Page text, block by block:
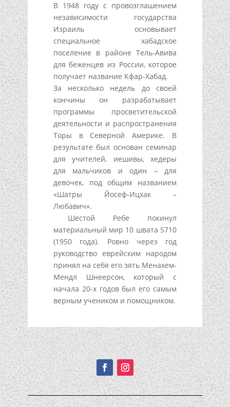
В 1948 году с провозглашением
независимости государства
Израиль основывает
специальное хабадское
поселение в районе Тель-Авива
для беженцев из России, которое
получает название Кфар-Хабад.
За несколько недель до своей
кончины он разрабатывает
программы просветительской
деятельности и распространения
Торы в Северной Америке. В
результате был основан семинар
для учителей, иешивы, хедеры
для мальчиков и один – для
девочек, под общим названием
«Шатры Йосеф-Ицхак –
Любавич».
Шестой Ребе покинул
материальный мир 10 швата 5710
(1950 года). Ровно через год
руководство еврейским народом
принял на себя его зять Менахем-
Мендл Шнеерсон, который с
начала 20-х годов был его самым
верным учеником и помощником.
Подписывайтесь!